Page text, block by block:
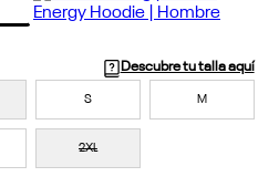
Descubre tu talla aquí
S M
2XL